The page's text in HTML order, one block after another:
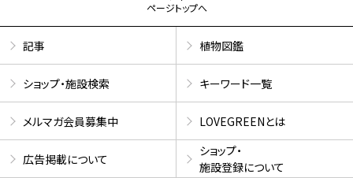
ページトップへ
記事 植物図鑑
ショップ・施設検索 キーワード一覧
メルマガ会員募集中 LOVEGREENとは
広告掲載について
ショップ・
施設登録について